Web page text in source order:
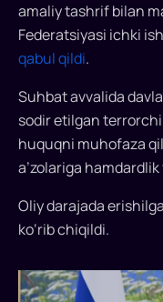
Shavkat
Mirziyoyev
Rossiya
ichki
ishlar
vazirini
qabul
qildi
Terrorizm,
ekstremizm,
amaliy tashrif bilan
Federatsiyasi ichki
qabul qildi.
Suhbat avvalida
sodir etilgan
huquqni muhofaza
a’zolariga
Oliy darajada
ko‘rib chiqildi.